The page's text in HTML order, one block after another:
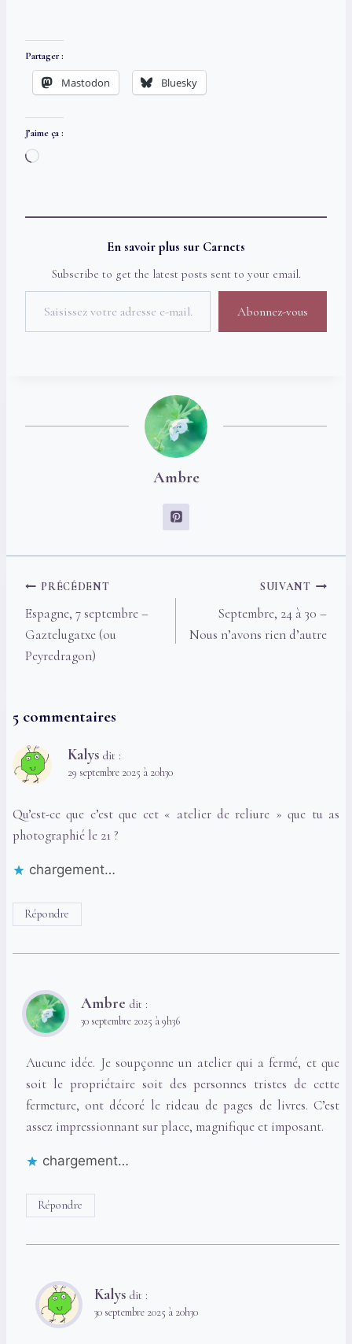
Partager :
Mastodon Bluesky
J’aime ça :
C
r
n
En savoir plus sur Carnets
Subscribe to get the latest posts sent to your email.
Saisissez votre adresse e-mail…
Abonnez-vous
Ambre
Navigation
de
l’article
PRÉCÉDENT
Espagne, 7 septembre –
Gaztelugatxe (ou
Peyredragon)
SUIVANT
Septembre, 24 à 30 –
Nous n’avons rien d’autre
5 commentaires
Kalys dit :
29 septembre 2025 à 20h30
Qu’est-ce que c’est que cet « atelier de reliure » que tu as
photographié le 21 ?
chargement…
Répondre
Ambre dit :
30 septembre 2025 à 9h36
Aucune idée. Je soupçonne un atelier qui a fermé, et que
soit le propriétaire soit des personnes tristes de cette
fermeture, ont décoré le rideau de pages de livres. C’est
assez impressionnant sur place, magnifique et imposant.
chargement…
Répondre
Kalys dit :
30 septembre 2025 à 20h30